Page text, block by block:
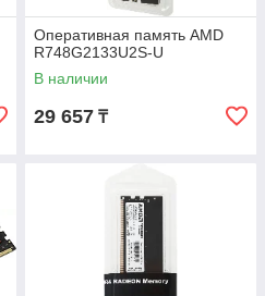
Оперативная память AMD
R748G2133U2S-U
В наличии
29 657 ₸